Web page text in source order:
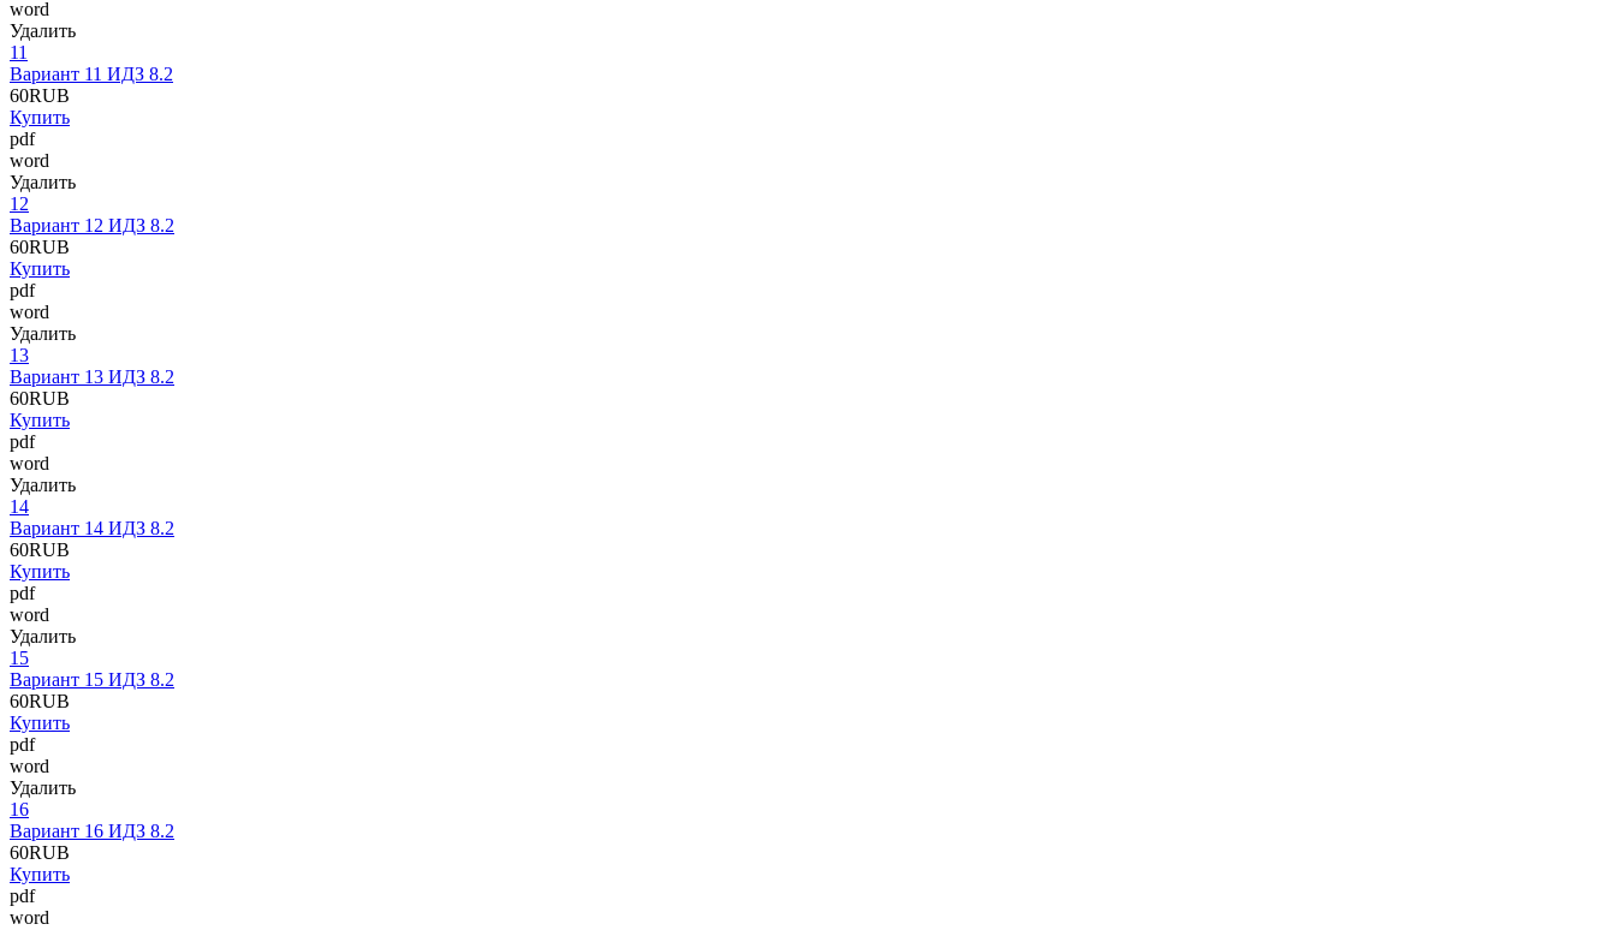
word
Удалить
11
Вариант 11 ИДЗ 8.2
60RUB
Купить
pdf
word
Удалить
12
Вариант 12 ИДЗ 8.2
60RUB
Купить
pdf
word
Удалить
13
Вариант 13 ИДЗ 8.2
60RUB
Купить
pdf
word
Удалить
14
Вариант 14 ИДЗ 8.2
60RUB
Купить
pdf
word
Удалить
15
Вариант 15 ИДЗ 8.2
60RUB
Купить
pdf
word
Удалить
16
Вариант 16 ИДЗ 8.2
60RUB
Купить
pdf
word